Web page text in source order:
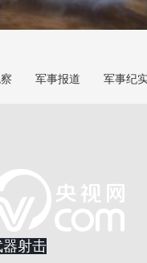
军事报道 军事纪
器射击